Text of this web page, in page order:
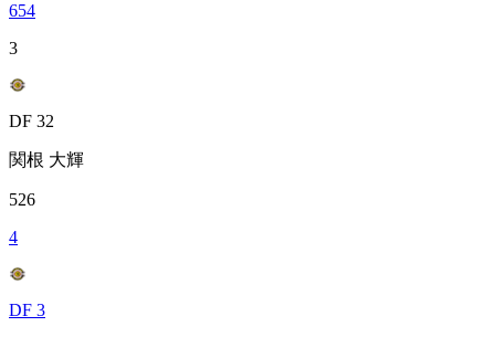
654
3
DF 32
関根 大輝
526
4
DF 3